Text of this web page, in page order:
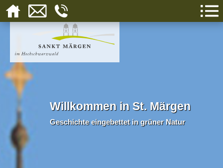
Willkommen in St. Märgen
Geschichte eingebettet in grüner Natur